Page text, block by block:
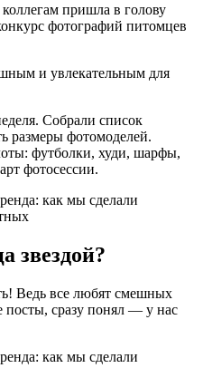
пришла в голову
фотографий питомцев
и увлекательным для
Собрали список
размеры фотомоделей.
футболки, худи, шарфы,
фотосессии.
звездой?
Ведь все любят смешных
посты, сразу понял — у нас